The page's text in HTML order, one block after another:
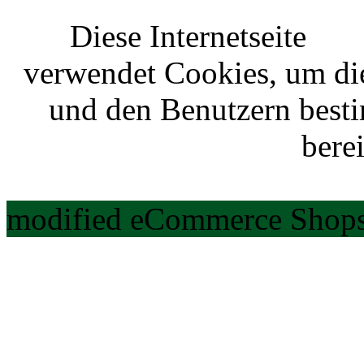
Diese Internetseite
verwendet Cookies, um
und den Benutzern
modified eCommerce